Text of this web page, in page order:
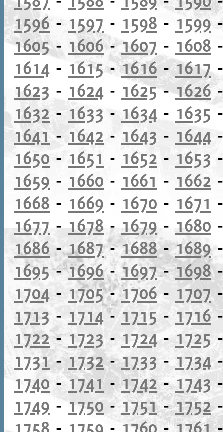
1596- 1597 - 1598 - 1599
1605- 1606-1607 - 1608
1614 - 1615-1616- 1617
1623 - 1624 - 1625-1626
1632 -1633 - 1634 - 1635
1641- 1642 - 1643 - 1644
1650 - 1651 - 1652 - 1653
1659 - 1660 - 1661 - 1662
1668 - 1669 - 1670 - 1671
1677 - 1678 - 1679 - 1680
1686 -1687-1688-1689
1695-1696- 1697-1698
1704 - 1705-1706 - 1707
1713 - 1714- 1715-1716
1722-1723 - 1724-1725
1731-1732-1733 - 1734
1740 -1741-1742-1743
1749 -1750-1751-1752
1758 - 1759 -1760-1761